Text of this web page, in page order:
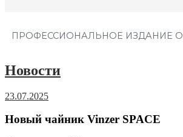
ПРОФЕССИОНАЛЬНОЕ ИЗДАНИЕ
Новости
23.07.2025
Новый чайник Vinzer SPACE